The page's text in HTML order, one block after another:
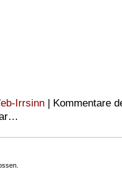
Irrsinn | Kommentare